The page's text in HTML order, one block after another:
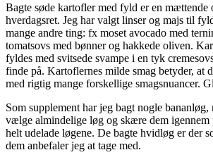
Bagte søde kartofler med fyld er en
hverdagsret. Jeg har valgt linser og majs til
mange andre ting: fx moset avocado med
tomatsovs med bønner og hakkede oliven.
fyldes med svitsede svampe i en tyk
finde på. Kartoflernes milde smag betyder, at
med rigtig mange forskellige smagsnuancer.
Som supplement har jeg bagt nogle bananløg,
vælge almindelige løg og skære dem
helt udelade løgene. De bagte hvidløg er der
dem anbefaler jeg at tage med.